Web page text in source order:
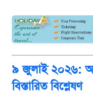
৯ জুলাই ২০২৬:
বিস্তারিত বিশ্লেষণ